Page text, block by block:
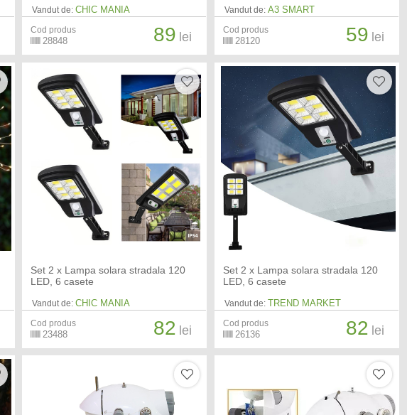
Vandut de: CHIC MANIA
Cod produs
28848 89 lei
Vandut de: A3 SMART
Cod produs
28120 59 lei
Set 2 x Lampa solara stradala 120
LED, 6 casete
Vandut de: CHIC MANIA
Cod produs
23488 82 lei
Set 2 x Lampa solara stradala 120
LED, 6 casete
Vandut de: TREND MARKET
Cod produs
26136 82 lei